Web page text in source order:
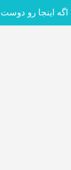
اگه اینجا رو